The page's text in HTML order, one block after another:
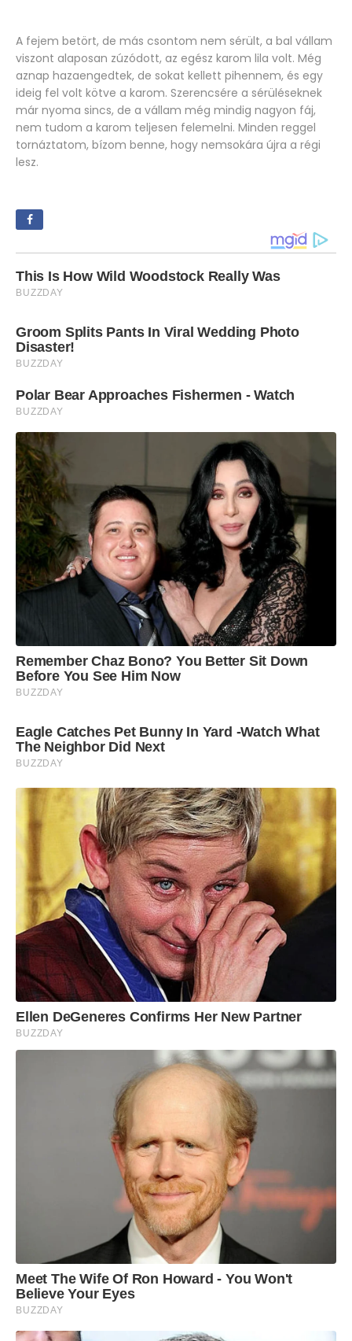
A fejem betört, de más csontom nem sérült, a bal vállam
viszont alaposan zúzódott, az egész karom lila volt. Még
aznap hazaengedtek, de sokat kellett pihennem, és egy
ideig fel volt kötve a karom. Szerencsére a sérüléseknek
már nyoma sincs, de a vállam még mindig nagyon fáj,
nem tudom a karom teljesen felemelni. Minden reggel
tornáztatom, bízom benne, hogy nemsokára újra a régi
lesz.